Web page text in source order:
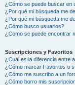
¿Cómo se puede buscar en
¿Por qué mi búsqueda me
¿Por qué mi búsqueda me
¿Cómo busco usuarios?
¿Como se puede encontrar
Suscripciones y Favoritos
¿Cuál es la diferencia entre
¿Cómo marcar Favoritos o
¿Cómo me suscribo a un
¿Cómo borro mis